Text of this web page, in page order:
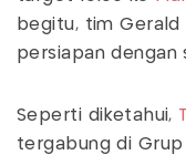
begitu, tim Gerald
persiapan dengan
Seperti diketahui,
tergabung di